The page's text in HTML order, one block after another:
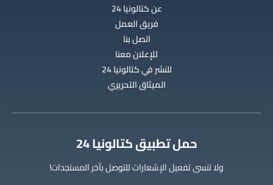
عن كتالونيا 24
فريق العمل
اتصل بنا
للإعلان معنا
للنشر في كتالونيا 24
الميثاق التحريري
‫حمل تطبيق كتالونيا 24
ولا تنسى تفعيل الإشعارات للتوصل بآخر المستجدات!